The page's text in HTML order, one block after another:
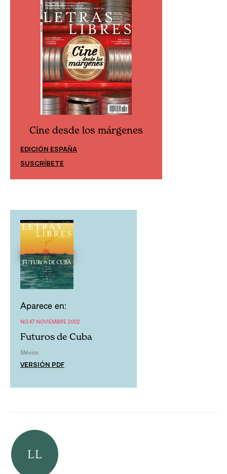
Cine desde los márgenes
EDICIÓN ESPAÑA
SUSCRÍBETE
Aparece en:
NO.47 NOVIEMBRE 2002
Futuros de Cuba
México
VERSIÓN PDF